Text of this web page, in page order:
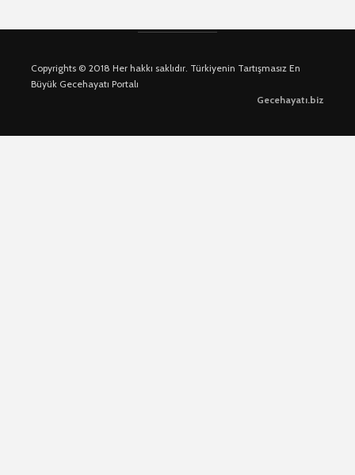
Copyrights © 2018 Her hakkı saklıdır. Türkiyenin Tartışmasız En
Büyük Gecehayatı Portalı
Gecehayatı.biz